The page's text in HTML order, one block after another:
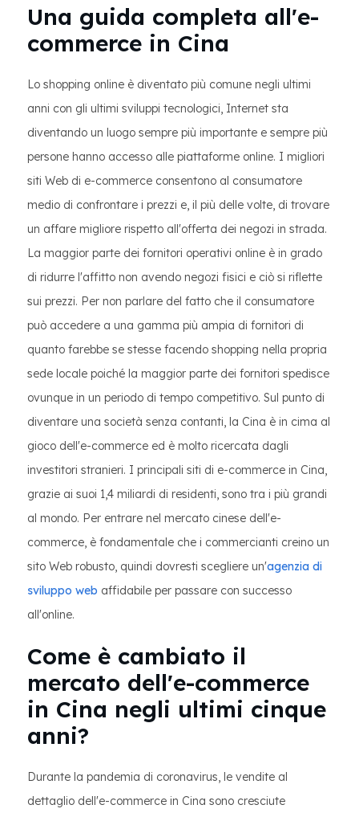
Una guida completa all'e-
commerce in Cina
Lo shopping online è diventato più comune negli ultimi
anni con gli ultimi sviluppi tecnologici, Internet sta
diventando un luogo sempre più importante e sempre più
persone hanno accesso alle piattaforme online. I migliori
siti Web di e-commerce consentono al consumatore
medio di confrontare i prezzi e, il più delle volte, di trovare
un affare migliore rispetto all'offerta dei negozi in strada.
La maggior parte dei fornitori operativi online è in grado
di ridurre l'affitto non avendo negozi fisici e ciò si riflette
sui prezzi. Per non parlare del fatto che il consumatore
può accedere a una gamma più ampia di fornitori di
quanto farebbe se stesse facendo shopping nella propria
sede locale poiché la maggior parte dei fornitori spedisce
ovunque in un periodo di tempo competitivo. Sul punto di
diventare una società senza contanti, la Cina è in cima al
gioco dell'e-commerce ed è molto ricercata dagli
investitori stranieri. I principali siti di e-commerce in Cina,
grazie ai suoi 1,4 miliardi di residenti, sono tra i più grandi
al mondo. Per entrare nel mercato cinese dell'e-
commerce, è fondamentale che i commercianti creino un
sito Web robusto, quindi dovresti scegliere un'agenzia di
sviluppo web affidabile per passare con successo
all'online.
Come è cambiato il
mercato dell'e-commerce
in Cina negli ultimi cinque
anni?
Durante la pandemia di coronavirus, le vendite al
dettaglio dell'e-commerce in Cina sono cresciute